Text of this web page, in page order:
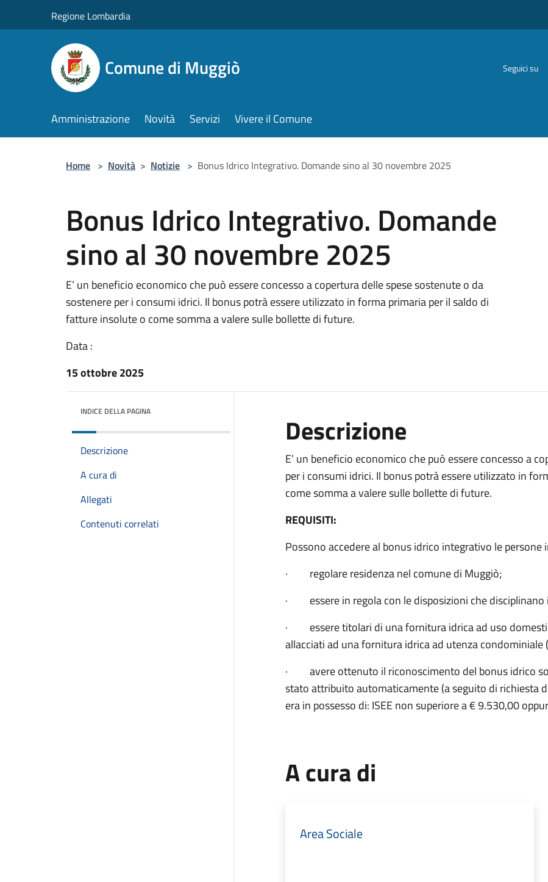
Regione Lombardia
Comune di Muggiò Seguici su
Amministrazione Novità Servizi Vivere il Comune
Home > Novità > Notizie > Bonus Idrico Integrativo. Domande sino al 30 novembre 2025
Bonus Idrico Integrativo. Domande
sino al 30 novembre 2025
E’ un beneficio economico che può essere concesso a copertura delle spese sostenute o da
sostenere per i consumi idrici. Il bonus potrà essere utilizzato in forma primaria per il saldo di
fatture insolute o come somma a valere sulle bollette di future.
Data :
15 ottobre 2025
INDICE DELLA PAGINA
Descrizione
A cura di
Allegati
Contenuti correlati
Descrizione
E’ un beneficio economico che può essere concesso a
per i consumi idrici. Il bonus potrà essere utilizzato in
come somma a valere sulle bollette di future.
REQUISITI:
Possono accedere al bonus idrico integrativo le persone
· regolare residenza nel comune di Muggiò;
· essere in regola con le disposizioni che disciplinano
· essere titolari di una fornitura idrica ad uso
allacciati ad una fornitura idrica ad utenza
· avere ottenuto il riconoscimento del bonus idrico
stato attribuito automaticamente (a seguito di richiesta
era in possesso di: ISEE non superiore a € 9.530,00
A cura di
Area Sociale